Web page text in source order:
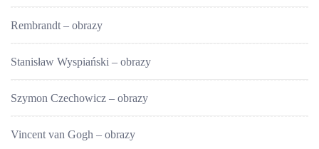
Rembrandt – obrazy
Stanisław Wyspiański – obrazy
Szymon Czechowicz – obrazy
Vincent van Gogh – obrazy